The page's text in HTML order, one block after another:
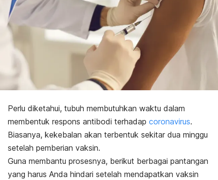
Perlu diketahui, tubuh membutuhkan waktu dalam
membentuk respons antibodi terhadap coronavirus.
Biasanya, kekebalan akan terbentuk sekitar dua minggu
setelah pemberian vaksin.
Guna membantu prosesnya, berikut berbagai pantangan
yang harus Anda hindari setelah mendapatkan vaksin